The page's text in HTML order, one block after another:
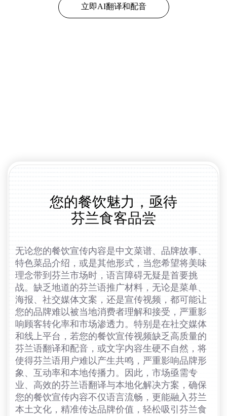
立即AI翻译和配音
您的餐饮魅力，亟待
芬兰食客品尝
无论您的餐饮宣传内容是中文菜谱、品牌故事、
特色菜品介绍，或是其他形式，当您希望将美味
理念带到芬兰市场时，语言障碍无疑是首要挑
战。缺乏地道的芬兰语推广材料，无论是菜单、
海报、社交媒体文案，还是宣传视频，都可能让
您的品牌难以被当地消费者理解和接受，严重影
响顾客转化率和市场渗透力。特别是在社交媒体
和线上平台，若您的餐饮宣传视频缺乏高质量的
芬兰语翻译和配音，或文字内容生硬不自然，将
使得芬兰语用户难以产生共鸣，严重影响品牌形
象、互动率和本地传播力。因此，市场亟需专
业、高效的芬兰语翻译与本地化解决方案，确保
您的餐饮宣传内容不仅语言流畅，更能融入芬兰
本土文化，精准传达品牌价值，轻松吸引芬兰食